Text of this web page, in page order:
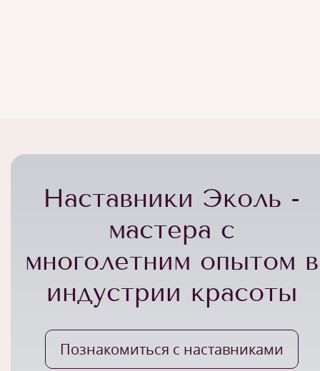
Наставники Эколь -
мастера с
многолетним опытом в
индустрии красоты
Познакомиться с наставниками